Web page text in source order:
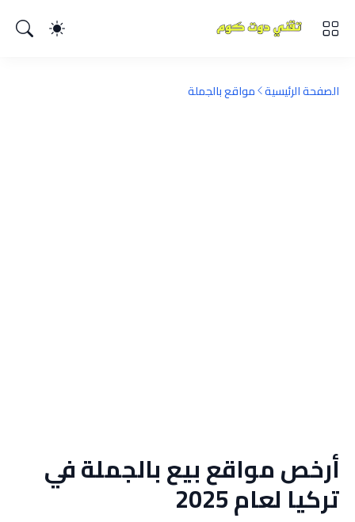
الصفحة الرئيسية مواقع بالجملة
أرخص مواقع بيع بالجملة في
تركيا لعام 2025